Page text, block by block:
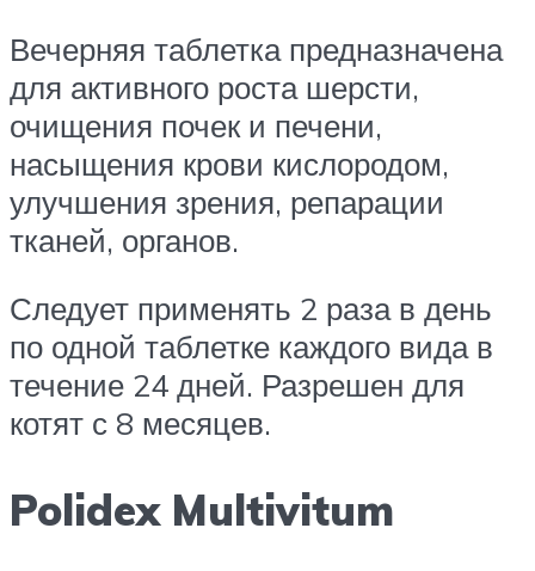
Вечерняя таблетка предназначена
для активного роста шерсти,
очищения почек и печени,
насыщения крови кислородом,
улучшения зрения, репарации
тканей, органов.
Следует применять 2 раза в день
по одной таблетке каждого вида в
течение 24 дней. Разрешен для
котят с 8 месяцев.
Polidex Multivitum